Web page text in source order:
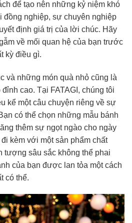
để tạo nên những kỷ niệm khó
nghiệp, sự chuyên nghiệp
định giá trị của lời chúc. Hãy
về mối quan hệ của bạn trước
kỳ điều gì.
và những món quà nhỏ cũng là
cao. Tại FATAGI, chúng tôi
kể một câu chuyện riêng về sự
có thể chọn những mẫu bánh
thêm sự ngọt ngào cho ngày
kèm với một sản phẩm chất
tượng sâu sắc không thể phai
của bạn được lan tỏa một cách
có thể.